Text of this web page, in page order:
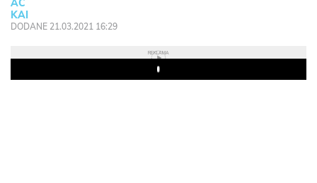
AC
KAI
DODANE 21.03.2021 16:29
REKLAMA
Play